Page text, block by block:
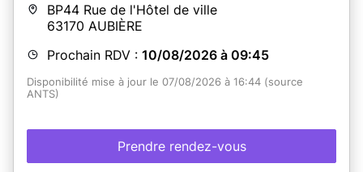
BP44 Rue de l'Hôtel de ville
63170 AUBIÈRE
Prochain RDV : 10/08/2026 à 09:45
Disponibilité mise à jour le 07/08/2026 à 16:44 (source
ANTS)
Prendre rendez-vous